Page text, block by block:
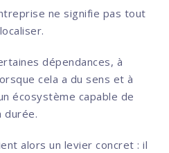
ne signifie pas tout
dépendances, à
cela a du sens et à
écosystème capable de
durée.
alors un levier concret : il